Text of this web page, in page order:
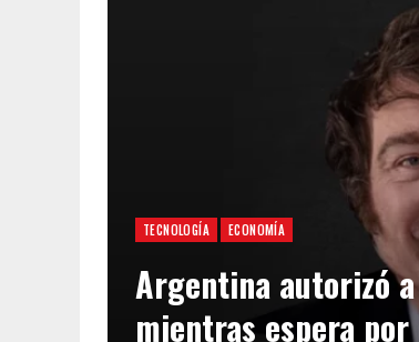
TECNOLOGÍA ECONOMÍA
Argentina autorizó
mientras espera